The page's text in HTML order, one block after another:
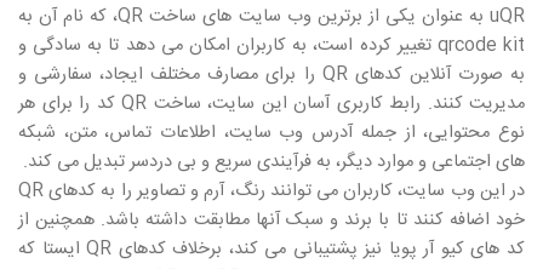
uQRبه عنوان یکی از برترین وب سایت های ساخت QR، که نام آن به
qrcode kit تغییر کرده است، به کاربران امکان می دهد تا به سادگی و
به صورت آنلاین کدهایQR را برای مصارف مختلف ایجاد، سفارشی و
مدیریت کنند. رابط کاربری آسان این سایت، ساخت QR کد را برای هر
نوع محتوایی، از جمله آدرس وب سایت، اطلاعات تماس، متن، شبکه
های اجتماعی و موارد دیگر، به فرآیندی سریع و بی دردسر تبدیل می کند.
در این وب سایت، کاربران می توانند رنگ، آرم و تصاویر را به کدهایQR
خود اضافه کنند تا با برند و سبک آنها مطابقت داشته باشد. همچنین از
کد های کیو آر پویا نیز پشتیبانی می کند، برخلاف کدهای QRایستا که